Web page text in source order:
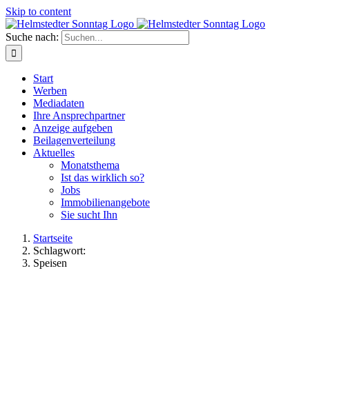
Skip to content
Suche nach:
Start
Werben
Mediadaten
Ihre Ansprechpartner
Anzeige aufgeben
Beilagenverteilung
Aktuelles
Monatsthema
Ist das wirklich so?
Jobs
Immobilienangebote
Sie sucht Ihn
Startseite
Schlagwort:
Speisen